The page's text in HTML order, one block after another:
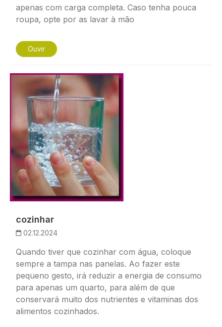
apenas com carga completa. Caso tenha pouca
roupa, opte por as lavar à mão
Ouvir
Imagem
cozinhar
02.12.2024
Quando tiver que cozinhar com água, coloque
sempre a tampa nas panelas. Ao fazer este
pequeno gesto, irá reduzir a energia de consumo
para apenas um quarto, para além de que
conservará muito dos nutrientes e vitaminas dos
alimentos cozinhados.